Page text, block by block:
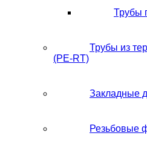
Трубы
Трубы из
(PE-RT)
Закладные
Резьбовые